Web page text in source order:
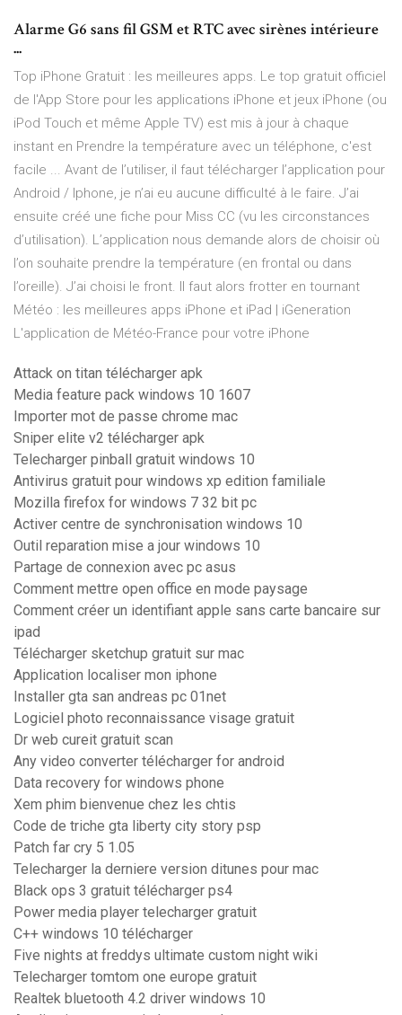
Alarme G6 sans fil GSM et RTC avec sirènes intérieure
...
Top iPhone Gratuit : les meilleures apps. Le top gratuit officiel
de l'App Store pour les applications iPhone et jeux iPhone (ou
iPod Touch et même Apple TV) est mis à jour à chaque
instant en Prendre la température avec un téléphone, c'est
facile ... Avant de l’utiliser, il faut télécharger l’application pour
Android / Iphone, je n’ai eu aucune difficulté à le faire. J’ai
ensuite créé une fiche pour Miss CC (vu les circonstances
d’utilisation). L’application nous demande alors de choisir où
l’on souhaite prendre la température (en frontal ou dans
l’oreille). J’ai choisi le front. Il faut alors frotter en tournant
Météo : les meilleures apps iPhone et iPad | iGeneration
L'application de Météo-France pour votre iPhone
Attack on titan télécharger apk
Media feature pack windows 10 1607
Importer mot de passe chrome mac
Sniper elite v2 télécharger apk
Telecharger pinball gratuit windows 10
Antivirus gratuit pour windows xp edition familiale
Mozilla firefox for windows 7 32 bit pc
Activer centre de synchronisation windows 10
Outil reparation mise a jour windows 10
Partage de connexion avec pc asus
Comment mettre open office en mode paysage
Comment créer un identifiant apple sans carte bancaire sur
ipad
Télécharger sketchup gratuit sur mac
Application localiser mon iphone
Installer gta san andreas pc 01net
Logiciel photo reconnaissance visage gratuit
Dr web cureit gratuit scan
Any video converter télécharger for android
Data recovery for windows phone
Xem phim bienvenue chez les chtis
Code de triche gta liberty city story psp
Patch far cry 5 1.05
Telecharger la derniere version ditunes pour mac
Black ops 3 gratuit télécharger ps4
Power media player telecharger gratuit
C++ windows 10 télécharger
Five nights at freddys ultimate custom night wiki
Telecharger tomtom one europe gratuit
Realtek bluetooth 4.2 driver windows 10